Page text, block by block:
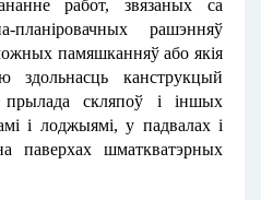
работ, звязаных са
планіровачных рашэнняў
памяшканняў або якія
канструкцый
скляпоў і іншых
і лоджыямі, у падвалах і
паверхах шматкватэрных